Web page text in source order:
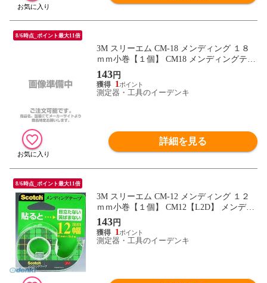
8/6時点_ポイント最大11倍
3M スリーエム CM-18 メンディング １８
ｍｍ小巻【１個】 CM18 メンディングテー
プ ジャパン スコッチ
143円
1
測定器・工具のイーデンキ
詳細を見る
8/6時点_ポイント最大11倍
3M スリーエム CM-12 メンディング １２
ｍｍ小巻【１個】 CM12【L2D】 メンディ
ングテープ スコッチ ジャパン
143円
1
測定器・工具のイーデンキ